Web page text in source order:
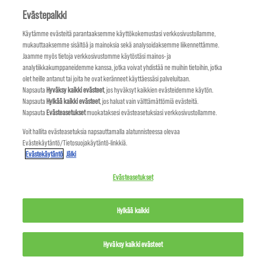
Evästepalkki
Käytämme evästeitä parantaaksemme käyttökokemustasi verkkosivustollamme,
mukauttaaksemme sisältöä ja mainoksia sekä analysoidaksemme liikennettämme.
Jaamme myös tietoja verkkosivustomme käytöstäsi mainos- ja
analytiikkakumppaneidemme kanssa, jotka voivat yhdistää ne muihin tietoihin, jotka
olet heille antanut tai joita he ovat keränneet käyttäessäsi palveluitaan.
NapsautaHyväksy kaikki evästeet, jos hyväksyt kaikkien evästeidemme käytön.
NapsautaHylkää kaikki evästeet, jos haluat vain välttämättömiä evästeitä.
NapsautaEvästeasetuksetmuokataksesi evästeasetuksiasi verkkosivustollamme.
Voit hallita evästeasetuksia napsauttamalla alatunnisteessa olevaa
Evästekäytäntö/Tietosuojakäytäntö-linkkiä.
Evästekäytäntö Jälki
Evästeasetukset
Hylkää kaikki
Hyväksy kaikki evästeet